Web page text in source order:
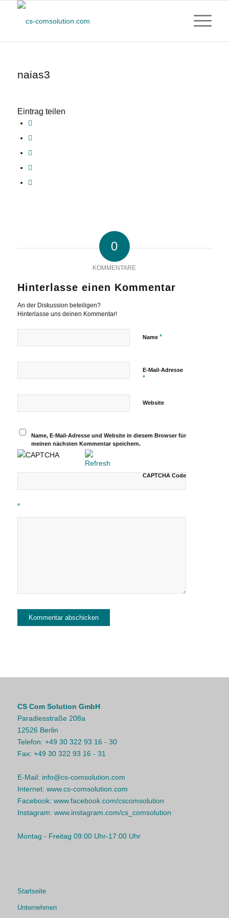
naias3
Eintrag teilen
0
KOMMENTARE
Hinterlasse einen Kommentar
An der Diskussion beteiligen?
Hinterlasse uns deinen Kommentar!
Name *
E-Mail-Adresse
*
Website
Name, E-Mail-Adresse und Website in diesem Browser für
meinen nächsten Kommentar speichern.
CAPTCHA Code
*
CS Com Solution GmbH
Paradiesstraße 208a
12526 Berlin
Telefon: +49 30 322 93 16 - 30
Fax: +49 30 322 93 16 - 31
E-Mail: info@cs-comsolution.com
Internet: www.cs-comsolution.com
Facebook: www.facebook.com/cscomsolution
Instagram: www.instagram.com/cs_comsolution
Montag - Freitag 09:00 Uhr-17:00 Uhr
Startseite
Unternehmen